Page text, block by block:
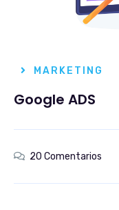
MARKETING
Google ADS
20 Comentarios